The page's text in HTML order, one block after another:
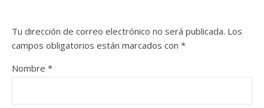
Tu dirección de correo electrónico no será publicada. Los
campos obligatorios están marcados con *
Nombre *